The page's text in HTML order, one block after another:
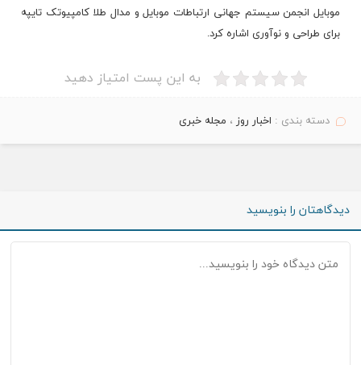
موبایل انجمن سیستم جهانی ارتباطات موبایل و مدال طلا کامپیوتک تایپه
برای طراحی و نوآوری اشاره کرد.
به این پست امتیاز دهید
دسته بندی : اخبار روز ، مجله خبری
دیدگاهتان را بنویسید